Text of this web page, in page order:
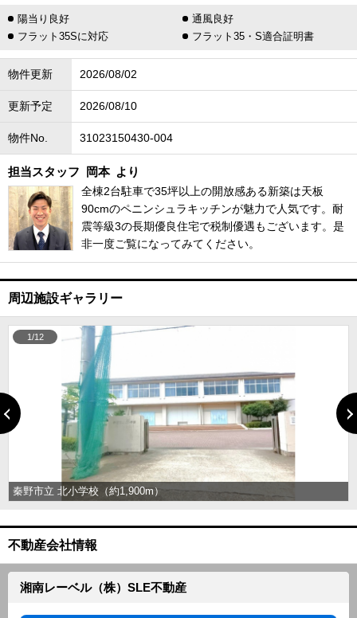
陽当り良好
通風良好
フラット35Sに対応
フラット35・S適合証明書
物件更新 2026/08/02
更新予定 2026/08/10
物件No. 31023150430-004
担当スタッフ 岡本 より
全棟2台駐車で35坪以上の開放感ある新築は天板
90cmのペニンシュラキッチンが魅力で人気です。耐
震等級3の長期優良住宅で税制優遇もございます。是
非一度ご覧になってみてください。
周辺施設ギャラリー
秦野市立 北小学校（約1,900m）
1/12
不動産会社情報
湘南レーベル（株）SLE不動産